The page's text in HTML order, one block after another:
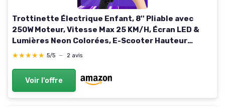
Trottinette Électrique Enfant, 8'' Pliable avec
250W Moteur, Vitesse Max 25 KM/H, Écran LED &
Lumières Neon Colorées, E-Scooter Hauteur
Réglable pour Enfants Noir
★★★★★
★★★★★ 5/5 — 2 avis
Voir l'offre